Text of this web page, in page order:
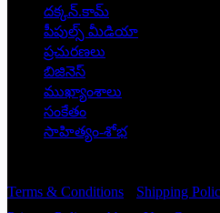
దక్కన్.కామ్
పీపుల్స్ ‌మీడియా
ప్రచురణలు
బిజినెస్
ముఖ్యాంశాలు
సంకేతం
సాహిత్యం-శోభ
Terms & Conditions Shipping